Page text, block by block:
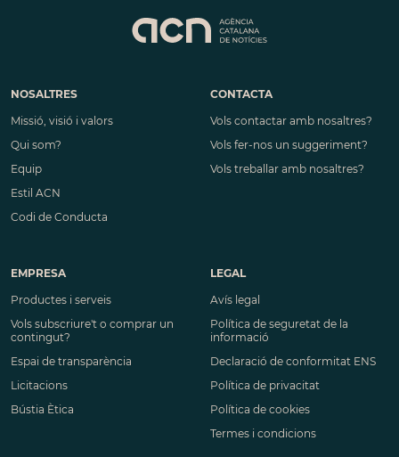
NOSALTRES
Missió, visió i valors
Qui som?
Equip
Estil ACN
Codi de Conducta
CONTACTA
Vols contactar amb nosaltres?
Vols fer-nos un suggeriment?
Vols treballar amb nosaltres?
EMPRESA
Productes i serveis
Vols subscriure't o comprar un
contingut?
Espai de transparència
Licitacions
Bústia Ètica
LEGAL
Avís legal
Política de seguretat de la
informació
Declaració de conformitat ENS
Política de privacitat
Política de cookies
Termes i condicions